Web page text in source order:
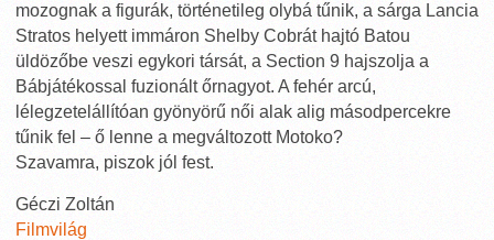
mozognak a figurák, történetileg olybá tűnik, a sárga Lancia
Stratos helyett immáron Shelby Cobrát hajtó Batou
üldözőbe veszi egykori társát, a Section 9 hajszolja a
Bábjátékossal fuzionált őrnagyot. A fehér arcú,
lélegzetelállítóan gyönyörű női alak alig másodpercekre
tűnik fel – ő lenne a megváltozott Motoko?
Szavamra, piszok jól fest.
Géczi Zoltán
Filmvilág